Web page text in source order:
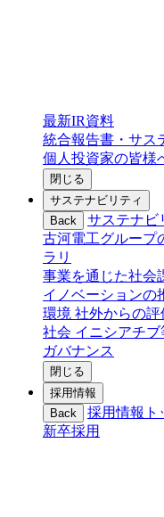
最新IR資料
統合報告書・サス
個人投資家の皆様
閉じる
サステナビリティ
Back
サステナビ
古河電工グループ
ラリ
事業を通じた社会
イノベーションの
環境 社外からの評
社会 イニシアチブ
ガバナンス
閉じる
採用情報
Back
採用情報ト
新卒採用